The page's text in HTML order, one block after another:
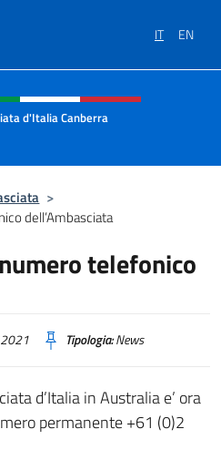
IT EN
social e menù
d'Italia Canberra
>
dell’Ambasciata
telefonico
Tipologia:News
d’Italia in Australia e’ ora
permanente +61 (0)2